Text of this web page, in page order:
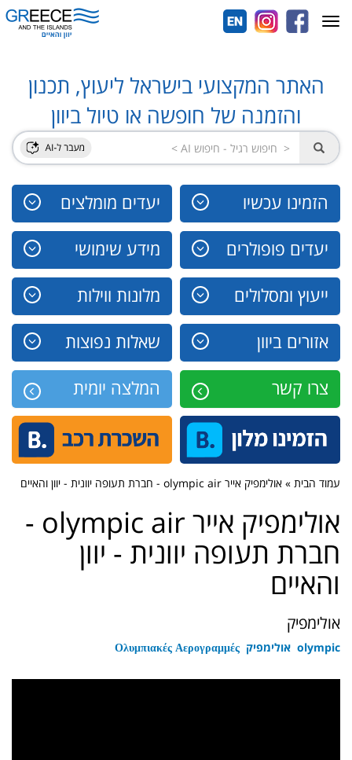
האתר המקצועי בישראל ליעוץ, תכנון
והזמנה של חופשה או טיול ביוון
הזמינו עכשיו יעדים מומלצים
יעדים פופולרים מידע שימושי
ייעוץ ומסלולים מלונות ווילות
אזורים ביוון שאלות נפוצות
צרו קשר המלצה יומית
Toggle
navigation
עמוד הבית » אולימפיק אייר olympic air - חברת תעופה יוונית - יוון והאיים
אולימפיק אייר olympic air -
חברת תעופה יוונית - יוון
והאיים
אולימפיק
olympic אולימפיק Ολυμπιακές Αερογραμμές